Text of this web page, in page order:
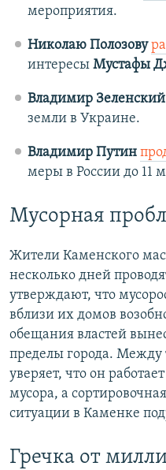
мероприятия.
Николаю Полозову
интересы Мустафы
Владимир Зеленский
земли в Украине.
Владимир Путин
меры в России до 11
Мусорная
Жители Каменского
несколько дней
утверждают, что
вблизи их домов
обещания властей
пределы города. Между
уверяет, что он
мусора, а
ситуации в Каменке
Гречка от